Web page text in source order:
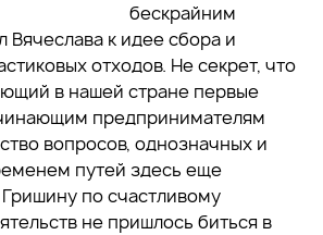
бескрайним
Вячеслава к идее сбора и
отходов. Не секрет, что
в нашей стране первые
предпринимателям
вопросов, однозначных и
путей здесь еще
по счастливому
не пришлось биться в